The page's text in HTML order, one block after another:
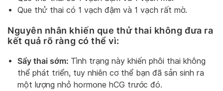
Que thử thai có 1 vạch đậm và 1 vạch rất mờ.
Nguyên nhân khiến que thử thai không đưa ra
kết quả rõ ràng có thể vì:
Sẩy thai sớm: Tình trạng này khiến phôi thai không
thể phát triển, tuy nhiên cơ thể bạn đã sản sinh ra
một lượng nhỏ hormone hCG trước đó.